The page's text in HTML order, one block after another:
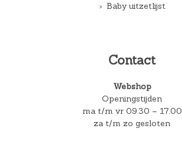
Baby uitzetlijst
Contact
Webshop
Openingstijden
ma t/m vr 09.30 – 17.00
za t/m zo gesloten